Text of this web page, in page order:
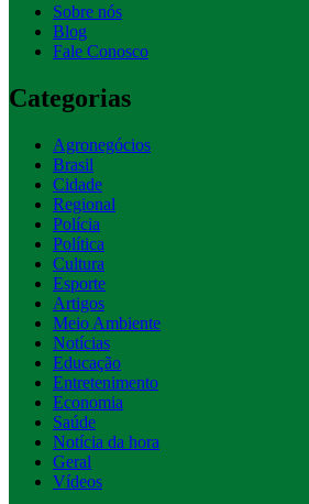
Sobre nós
Blog
Fale Conosco
Categorias
Agronegócios
Brasil
Cidade
Regional
Polícia
Política
Cultura
Esporte
Artigos
Meio Ambiente
Notícias
Educação
Entretenimento
Economia
Saúde
Notícia da hora
Geral
Vídeos